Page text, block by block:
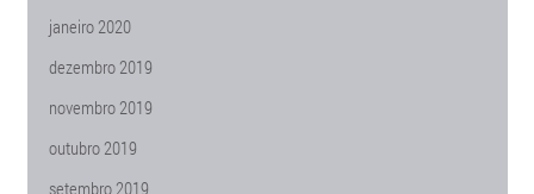
janeiro 2020
dezembro 2019
novembro 2019
outubro 2019
setembro 2019